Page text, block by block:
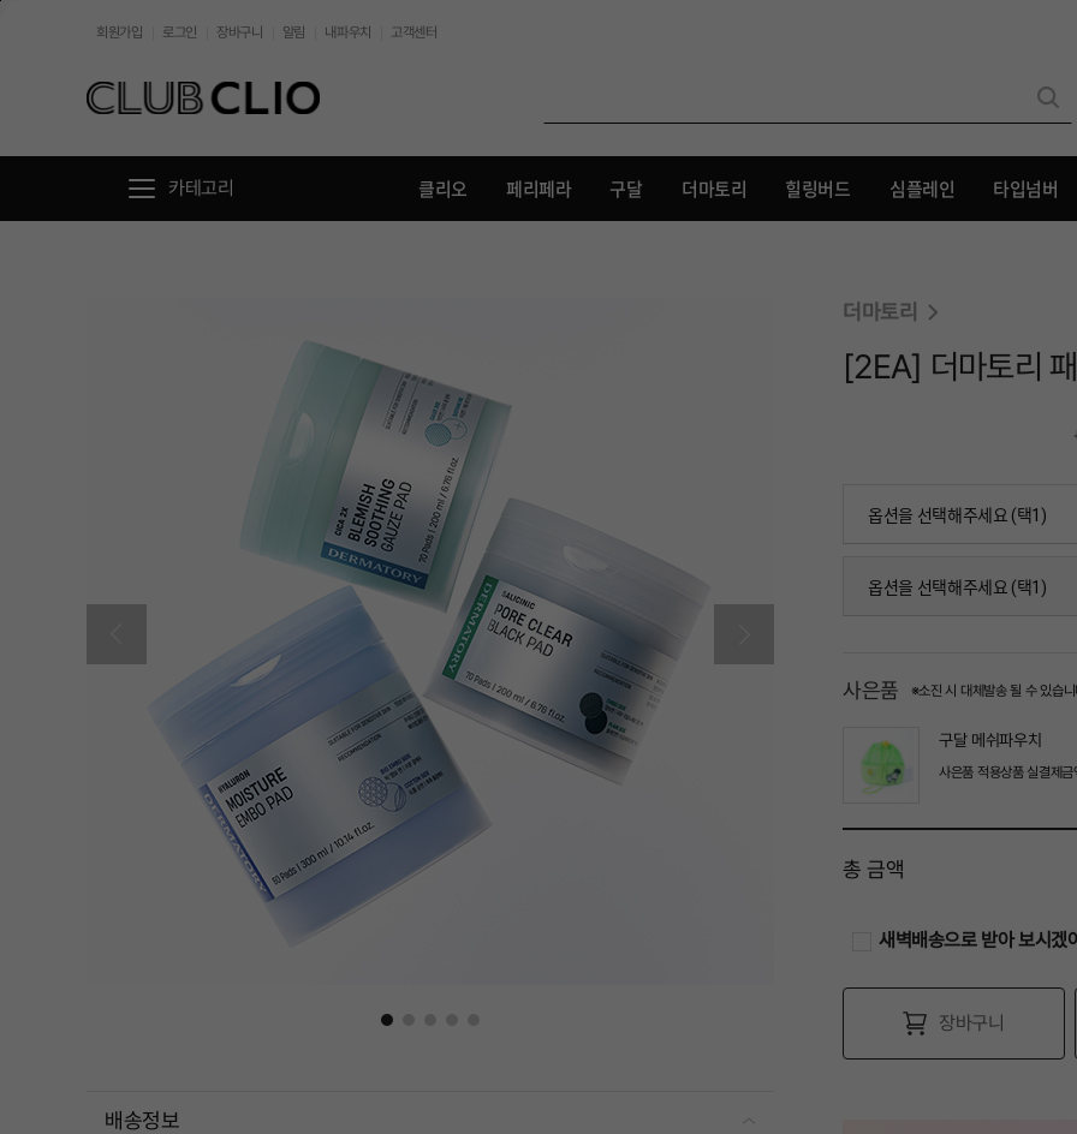
회원가입 로그인 장바구니 알림 내파우치 고객센터
카테고리 클리오 페리페라 구달 더마토리 힐링버드 심플레인 타입넘버
배송정보
더마토리
[2EA] 더마토리
옵션을 선택해주세요 (택1)
수분 패드기획(60매+10매)
옵션을 선택해주세요 (택1)
사은품 ※소진 시 대체발송 될 수 있습
구달 메쉬파우치
사은품 적용상품 실결제
총 금액
새벽배송으로 받아 보시겠
장바구니